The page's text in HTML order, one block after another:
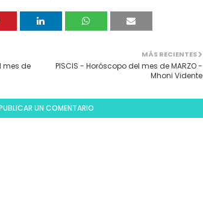
MÁS RECIENTES
PISCIS - Horóscopo del mes de MARZO -
Mhoni Vidente
mes de
UN COMENTARIO